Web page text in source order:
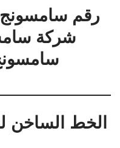
رقم سامسونج
شركة
الخط الساخن